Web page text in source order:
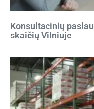
Konsultacinių
skaičių Vilniuje